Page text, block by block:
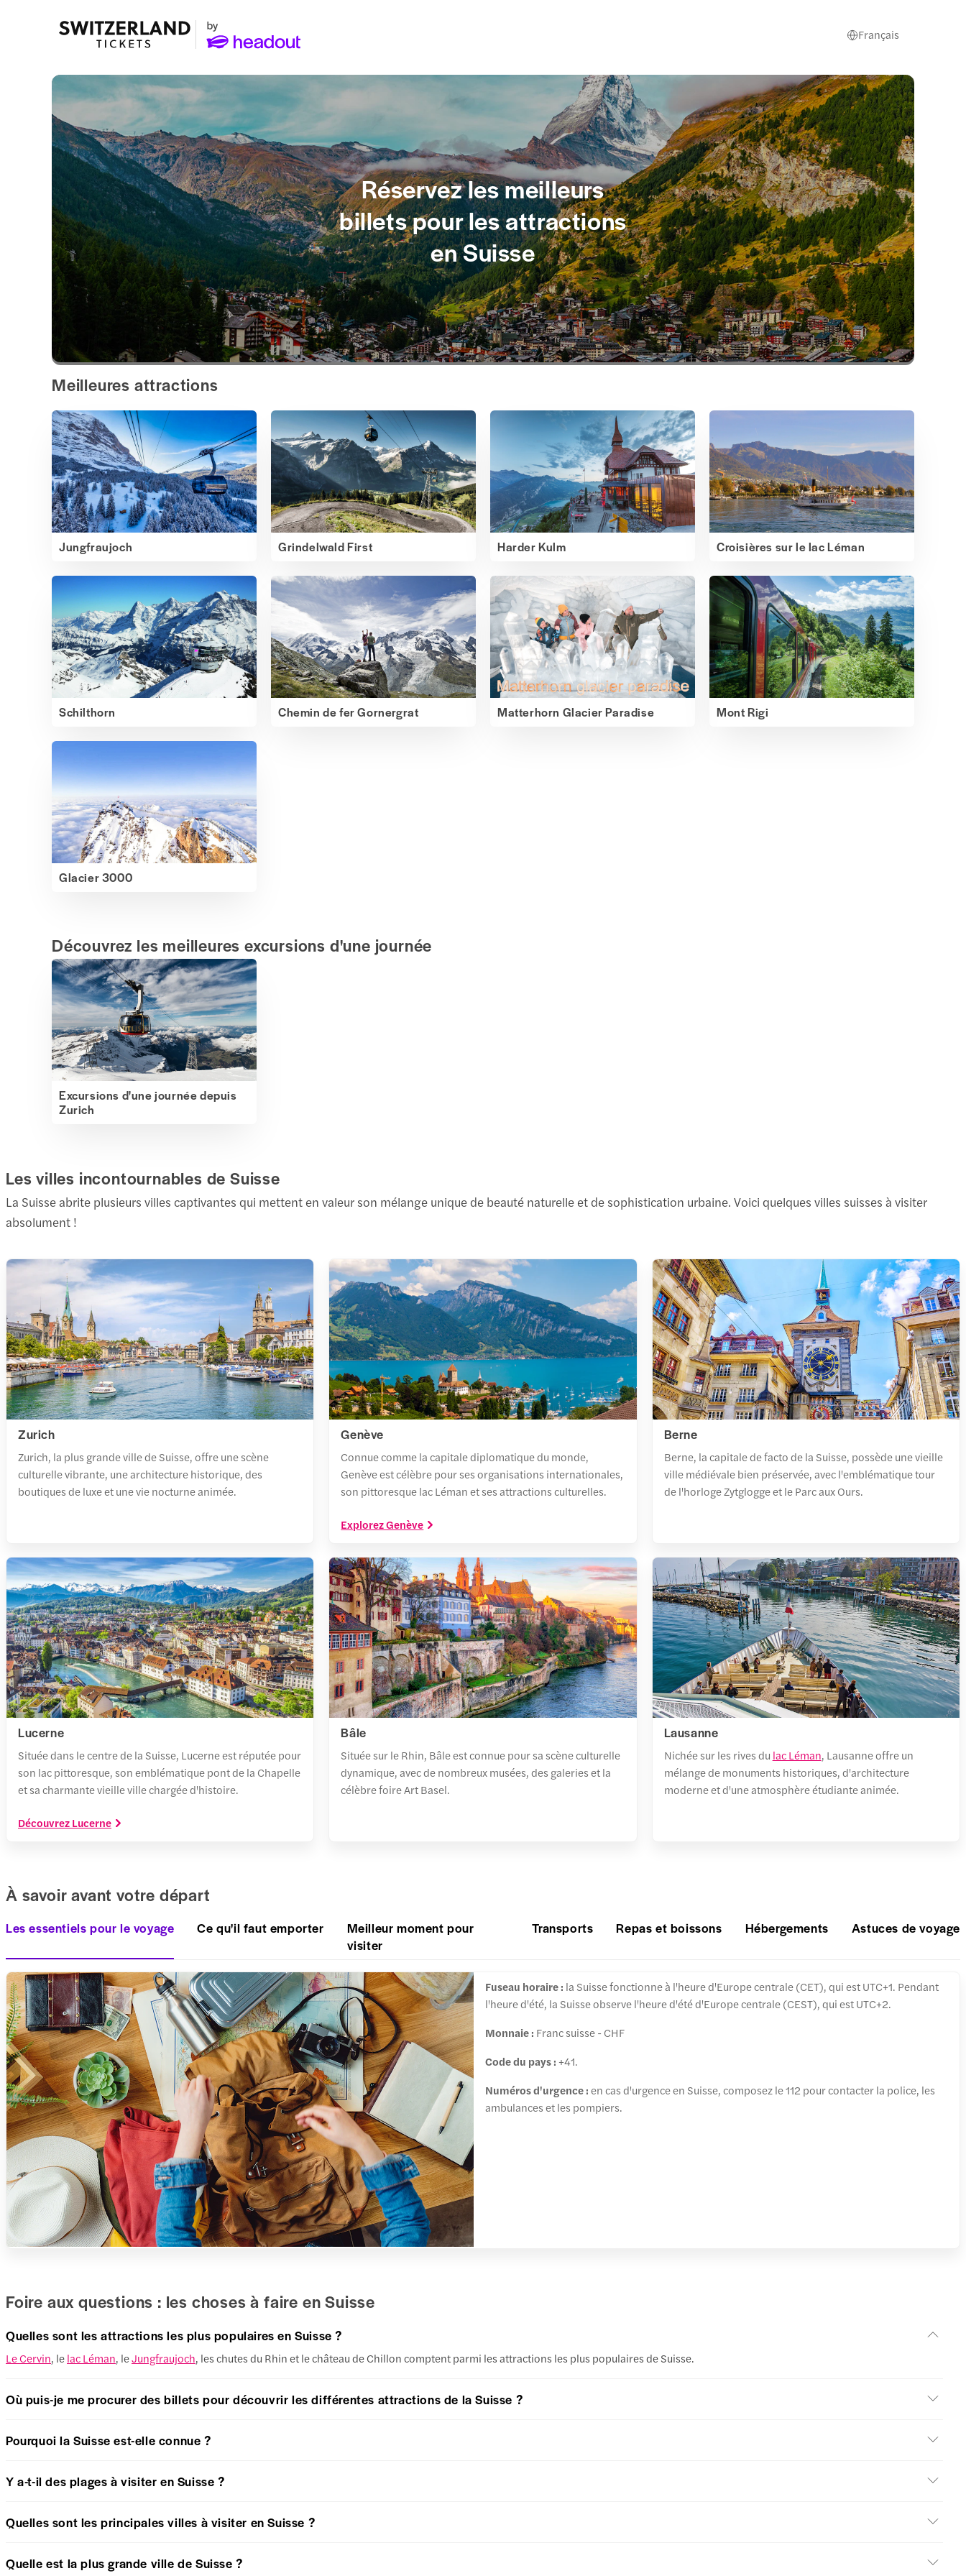
Français
Réservez les meilleurs
billets pour les attractions
en Suisse
Meilleures attractions
Jungfraujoch Grindelwald First Harder Kulm Croisières sur le lac Léman
Schilthorn Chemin de fer Gornergrat Matterhorn Glacier Paradise Mont Rigi
Glacier 3000
Découvrez les meilleures excursions d'une journée
Excursions d'une journée depuis
Zurich
Les villes incontournables de Suisse
La Suisse abrite plusieurs villes captivantes qui mettent en valeur son mélange unique de beauté naturelle et de sophistication urbaine. Voici quelques villes suisses à visiter
absolument !
Zurich
Zurich, la plus grande ville de Suisse, offre une scène
culturelle vibrante, une architecture historique, des
boutiques de luxe et une vie nocturne animée.
Genève
Connue comme la capitale diplomatique du monde,
Genève est célèbre pour ses organisations internationales,
son pittoresque lac Léman et ses attractions culturelles.
Explorez Genève
Berne
Berne, la capitale de facto de la Suisse, possède une vieille
ville médiévale bien préservée, avec l'emblématique tour
de l'horloge Zytglogge et le Parc aux Ours.
Lucerne
Située dans le centre de la Suisse, Lucerne est réputée pour
son lac pittoresque, son emblématique pont de la Chapelle
et sa charmante vieille ville chargée d'histoire.
Découvrez Lucerne
Bâle
Située sur le Rhin, Bâle est connue pour sa scène culturelle
dynamique, avec de nombreux musées, des galeries et la
célèbre foire Art Basel.
Lausanne
Nichée sur les rives du lac Léman, Lausanne offre un
mélange de monuments historiques, d'architecture
moderne et d'une atmosphère étudiante animée.
À savoir avant votre départ
Les essentiels pour le voyage Ce qu'il faut emporter
Meilleur moment pour
visiter
Transports Repas et boissons Hébergements Astuces de voyage
Fuseau horaire : la Suisse fonctionne à l'heure d'Europe centrale (CET), qui est UTC+1. Pendant
l'heure d'été, la Suisse observe l'heure d'été d'Europe centrale (CEST), qui est UTC+2.
Monnaie : Franc suisse - CHF
Code du pays :+41.
Numéros d'urgence :en cas d'urgence en Suisse, composez le 112 pour contacter la police, les
ambulances et les pompiers.
Foire aux questions : les choses à faire en Suisse
Quelles sont les attractions les plus populaires en Suisse ?
Le Cervin, lelac Léman, leJungfraujoch, les chutes du Rhin et le château de Chillon comptent parmi les attractions les plus populaires de Suisse.
Où puis-je me procurer des billets pour découvrir les différentes attractions de la Suisse ?
Pourquoi la Suisse est-elle connue ?
Y a-t-il des plages à visiter en Suisse ?
Quelles sont les principales villes à visiter en Suisse ?
Quelle est la plus grande ville de Suisse ?